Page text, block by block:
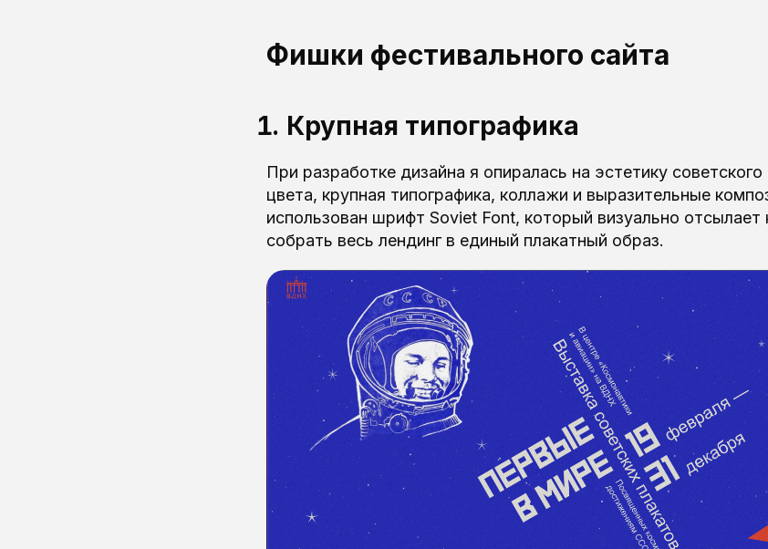
Фишки фестивального сайта
Крупная типографика
При разработке дизайна я опиралась на эстетику
цвета, крупная типографика, коллажи и выразительные
использован шрифт Soviet Font, который визуально отсылает
собрать весь лендинг в единый плакатный образ.